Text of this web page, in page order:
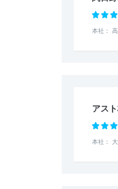
本社：
アス
本社：